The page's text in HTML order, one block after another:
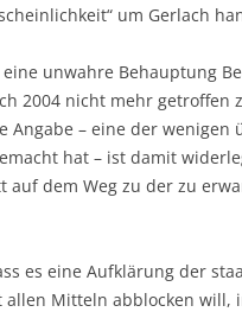
um Gerlach
unwahre Behauptung
2004 nicht mehr getroffen
Angabe – eine der wenigen
hat – ist damit
auf dem Weg zu der zu
es eine Aufklärung der
Mitteln abblocken will,